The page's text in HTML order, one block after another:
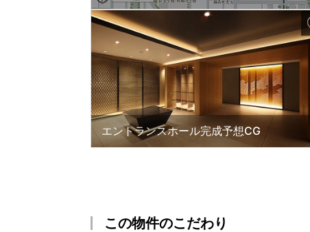
エントランスホール完成予想CG
この物件のこだわり